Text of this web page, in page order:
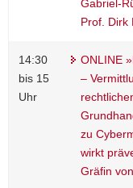
Gabriel-
Prof. Dirk
14:30
bis 15
Uhr
ONLINE
–
zu
wirkt
Gräfin